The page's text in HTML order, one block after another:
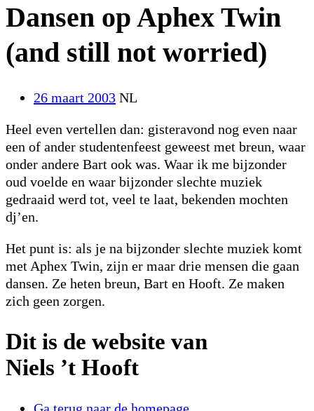
Dansen op Aphex Twin
(and still not worried)
26 maart 2003 NL
Heel even vertellen dan: gisteravond nog even naar
een of ander studentenfeest geweest met breun, waar
onder andere Bart ook was. Waar ik me bijzonder
oud voelde en waar bijzonder slechte muziek
gedraaid werd tot, veel te laat, bekenden mochten
dj’en.
Het punt is: als je na bijzonder slechte muziek komt
met Aphex Twin, zijn er maar drie mensen die gaan
dansen. Ze heten breun, Bart en Hooft. Ze maken
zich geen zorgen.
Dit is de website van
Niels ’t Hooft
Ga terug naar de homepage